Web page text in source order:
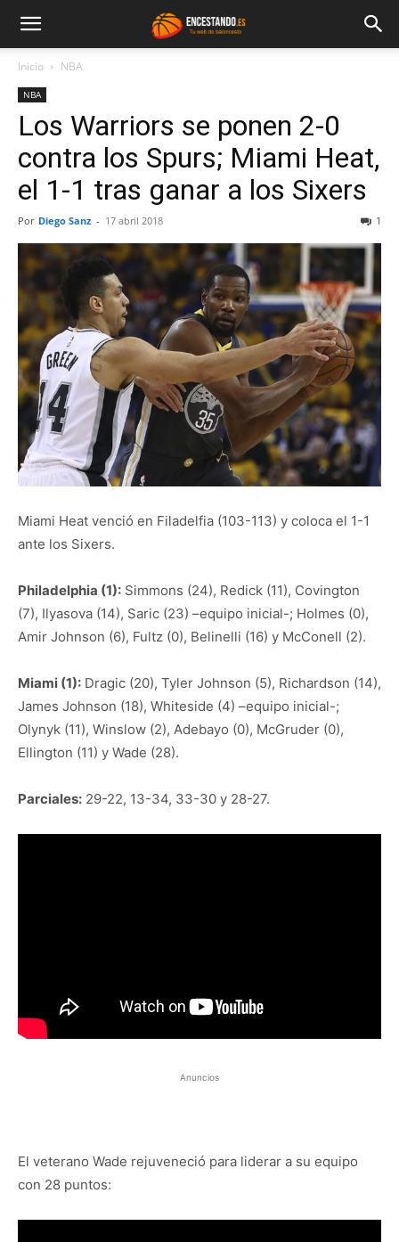
Inicio NBA
NBA
Los Warriors se ponen 2-0
contra los Spurs; Miami Heat,
el 1-1 tras ganar a los Sixers
Por Diego Sanz - 17 abril 2018 1
Miami Heat venció en Filadelfia (103-113) y coloca el 1-1
ante los Sixers.
Philadelphia (1): Simmons (24), Redick (11), Covington
(7), Ilyasova (14), Saric (23) –equipo inicial-; Holmes (0),
Amir Johnson (6), Fultz (0), Belinelli (16) y McConell (2).
Miami (1): Dragic (20), Tyler Johnson (5), Richardson (14),
James Johnson (18), Whiteside (4) –equipo inicial-;
Olynyk (11), Winslow (2), Adebayo (0), McGruder (0),
Ellington (11) y Wade (28).
Parciales: 29-22, 13-34, 33-30 y 28-27.
Anuncios
El veterano Wade rejuveneció para liderar a su equipo
con 28 puntos: